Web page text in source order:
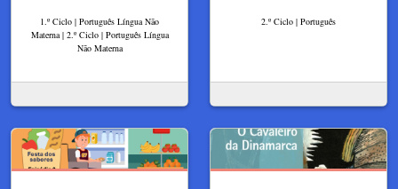
1.º Ciclo | Português Língua Não
Materna | 2.º Ciclo | Português Língua
Não Materna
2.º Ciclo | Português